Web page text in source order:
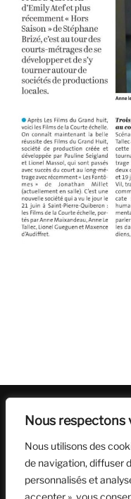
Nous respectons
Nous utilisons des
de navigation, diffuser
personnalisés et
accepter », vous
LES FILMS DE
Société de production